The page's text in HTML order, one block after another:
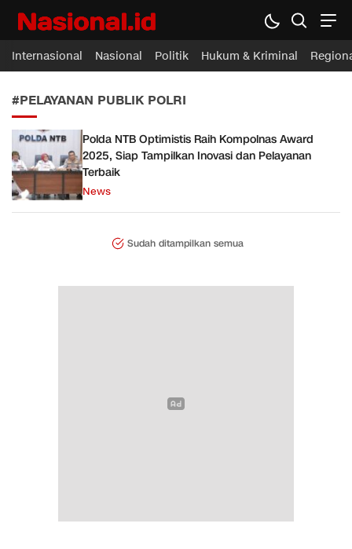
Nasional.id
Membawa Inspirasi Untuk Indonesia
Internasional Nasional Politik Hukum & Kriminal
#PELAYANAN PUBLIK POLRI
Polda NTB Optimistis Raih Kompolnas Award
2025, Siap Tampilkan Inovasi dan Pelayanan
Terbaik
News
Sudah ditampilkan semua